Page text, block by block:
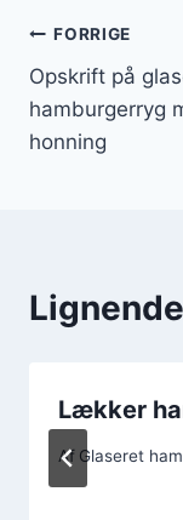
FORRIGE
Opskrift på
hamburgerryg
honning
Lækker
Af Glaseret